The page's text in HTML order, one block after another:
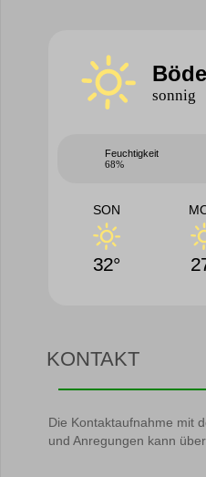
sonnig
Feuchtigkeit
68%
SON
32°
KONTAKT
Die Kontaktaufnahme mit
und Anregungen kann